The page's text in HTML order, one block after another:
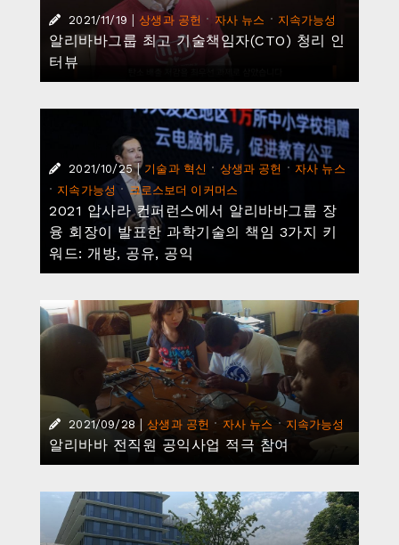
2021/11/19 상생과 공헌 · 자사 뉴스 · 지속가능성
알리바바그룹 최고 기술책임자(CTO) 청리 인
터뷰
2021/10/25 | 기술과 혁신 · 상생과 공헌 · 자사 뉴스
· 지속가능성 ·크로스보더 이커머스
2021 압사라 컨퍼런스에서 알리바바그룹 장
융 회장이 발표한 과학기술의 책임 3가지 키
워드: 개방, 공유, 공익
2021/09/28 상생과 공헌 · 자사 뉴스 · 지속가능성
알리바바 전직원 공익사업 적극 참여